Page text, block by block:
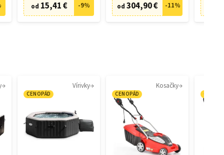
od 15,41 € -9% od 304,90 € -11%
Vírivky
CENOPÁD
Kosačky
CENOPÁD